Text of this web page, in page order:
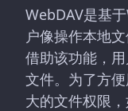
WebDAV是基
户像操作本地
借助该功能，
文件。为了方
大的文件权限